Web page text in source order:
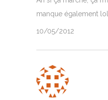
manque également lol
10/05/2012